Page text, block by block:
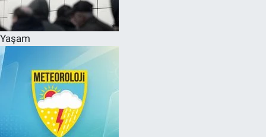
Yaşam